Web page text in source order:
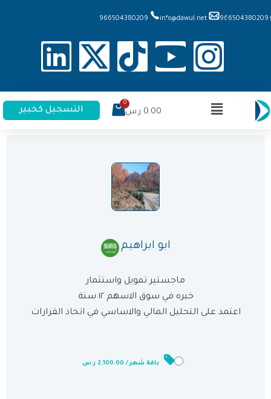
966504380209
info@dawul.net
966504380209
0.00 ر.س التسجيل كخبير
ابو ابراهيم
ماجستير تمويل واستثمار
خبره في سوق الاسهم ١٢ سنة
اعتمد على التحليل المالي والاساسي في اتخاذ القرارات
باقة شهر / 2,100.00 ر.س